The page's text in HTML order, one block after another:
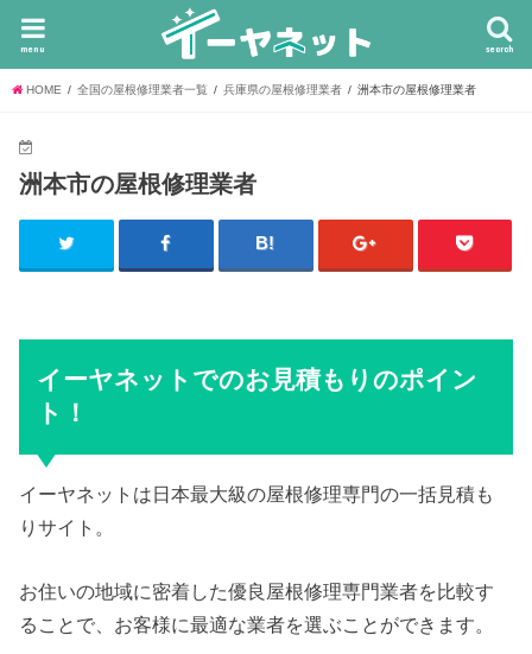
search
menu
HOME 全国の屋根修理業者一覧 兵庫県の屋根修理業者 洲本市の屋根修理業者
洲本市の屋根修理業者
イーヤネットでのお見積もりのポイン
ト！
イーヤネットは日本最大級の屋根修理専門の一括見積も
りサイト。
お住いの地域に密着した優良屋根修理専門業者を比較す
ることで、お客様に最適な業者を選ぶことができます。